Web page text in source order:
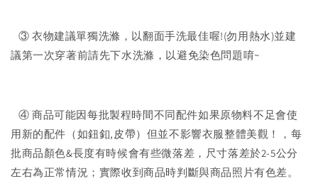
③ 衣物建議單獨洗滌，以翻面手洗最佳喔!(勿用熱水)並建
議第一次穿著前請先下水洗滌，以避免染色問題唷~
④ 商品可能因每批製程時間不同配件如果原物料不足會使
用新的配件（如鈕釦,皮帶）但並不影響衣服整體美觀！，每
批商品顏色&長度有時候會有些微落差，尺寸落差於2-5公分
左右為正常情況；實際收到商品時判斷與商品照片有色差。